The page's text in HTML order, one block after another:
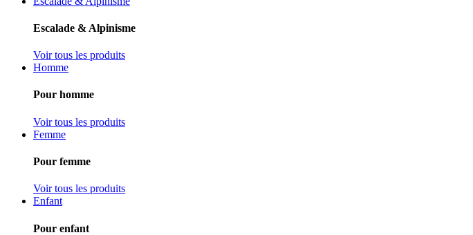
Escalade & Alpinisme
Voir tous les produits
Homme
Pour homme
Voir tous les produits
Femme
Pour femme
Voir tous les produits
Enfant
Pour enfant